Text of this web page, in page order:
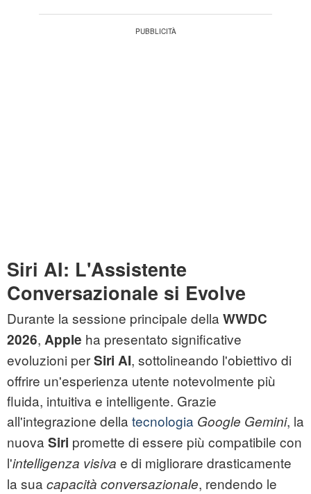
Siri AI: L'Assistente
Conversazionale si Evolve
Durante la sessione principale della WWDC
2026, Apple ha presentato significative
evoluzioni perSiri AI, sottolineando l'obiettivo di
offrire un'esperienza utente notevolmente più
fluida, intuitiva e intelligente. Grazie
all'integrazione della tecnologia Google Gemini, la
nuova Siri promette di essere più compatibile con
l'intelligenza visiva e di migliorare drasticamente
la sua capacità conversazionale, rendendo le